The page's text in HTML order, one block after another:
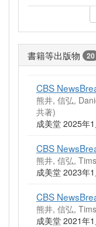
書籍等出版物 20
CBS
熊井, 信弘,
共著)
成美堂 2025年
CBS
熊井, 信弘,
成美堂 2023年
CBS
熊井, 信弘,
成美堂 2021年